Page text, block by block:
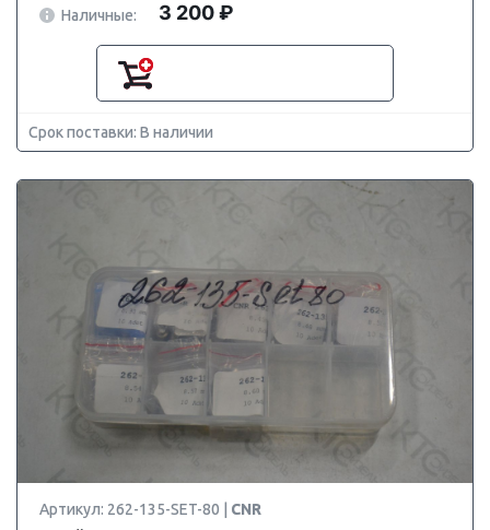
Наличные:
3 200 ₽
Срок поставки: В наличии
Артикул: 262-135-SET-80 | CNR